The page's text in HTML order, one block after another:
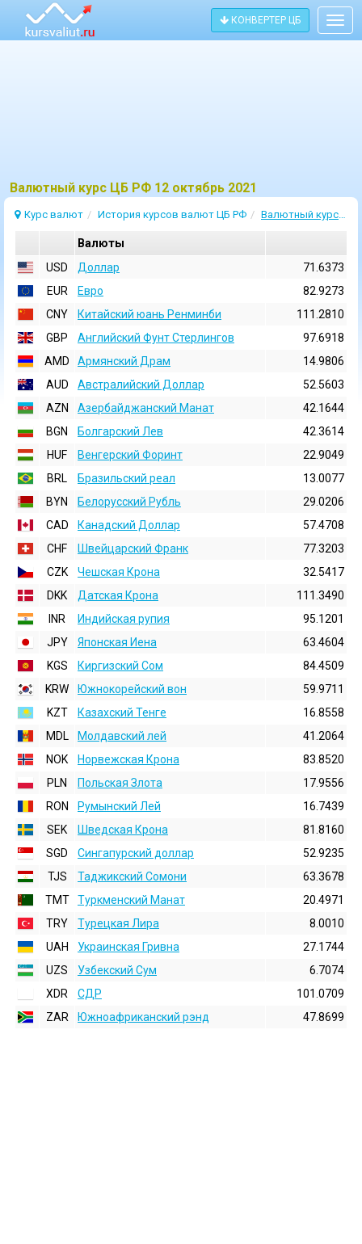
КОНВЕРТЕР ЦБ
Bалютный курс ЦБ РФ 12 октябрь 2021
Курс валют История курсов валют ЦБ РФ Валютный курс 12 Октябрь 2021
Валюты
USD
Доллар
71.6373
EUR
Евро
82.9273
CNY
Китайский юань Ренминби
111.2810
GBP
Английский Фунт Стерлингов
97.6918
AMD
Армянский Драм
14.9806
AUD
Австралийский Доллар
52.5603
AZN
Азербайджанский Манат
42.1644
BGN
Болгарский Лев
42.3614
HUF
Венгерский Форинт
22.9049
BRL
Бразильский реал
13.0077
BYN
Белорусский Рубль
29.0206
CAD
Канадский Доллар
57.4708
CHF
Швейцарский Франк
77.3203
CZK
Чешская Крона
32.5417
DKK
Датская Крона
111.3490
INR
Индийская pупия
95.1201
JPY
Японская Иена
63.4604
KGS
Киргизский Сом
84.4509
KRW
Южнокорейский вон
59.9711
KZT
Казахский Тенге
16.8558
MDL
Молдавский лей
41.2064
NOK
Норвежская Крона
83.8520
PLN
Польская Злота
17.9556
RON
Румынский Лей
16.7439
SEK
Шведская Крона
81.8160
SGD
Сингапурский доллар
52.9235
TJS
Таджикский Сомони
63.3678
TMT
Туркменский Манат
20.4971
TRY
Турецкая Лира
8.0010
UAH
Украинская Гривна
27.1744
UZS
Узбекский Сум
6.7074
XDR
СДР
101.0709
ZAR
Южноафриканский рэнд 47.8699